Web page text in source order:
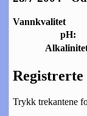
Vannkvalitet
pH:
Trykk trekantene